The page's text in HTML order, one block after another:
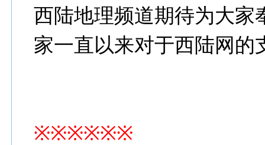
西陆地理频道期待为大家
家一直以来对于西陆网的
※※※※※※